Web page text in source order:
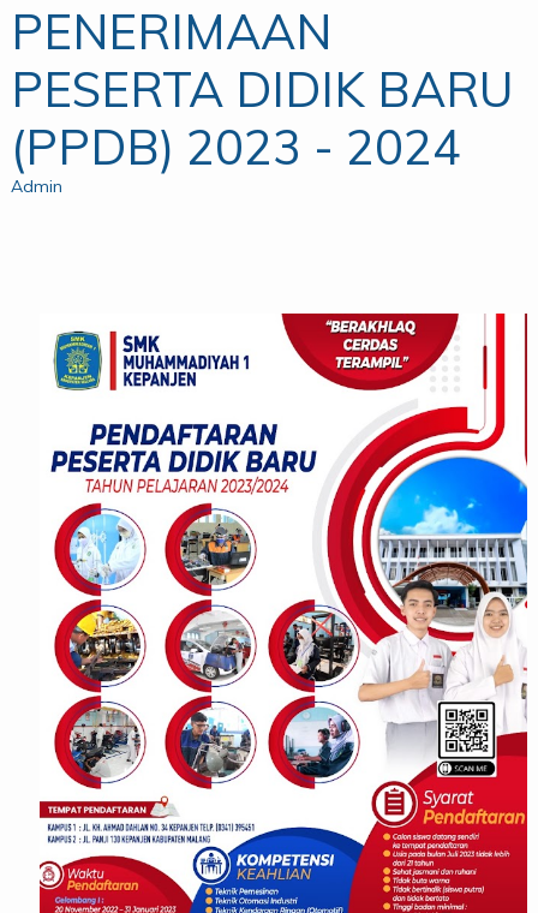
PENERIMAAN
PESERTA DIDIK BARU
(PPDB) 2023 - 2024
Admin